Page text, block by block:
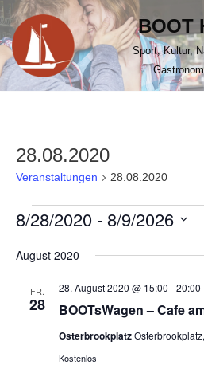
Zum
Inhalt
springen
BOOT
Sport, Kultur,
28.08.2020
Veranstaltungen 28.08.2020
8/28/2020 - 8/9/2026
wählen.
August 2020
FR.
28 BOOTsWagen – Cafe
28. August 2020 @ 15:00 -20:00
Osterbrookplatz
Kostenlos